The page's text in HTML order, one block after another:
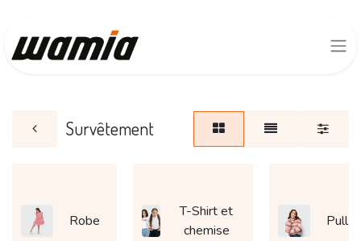
Survêtement
Robe
T-Shirt et
chemise
Pull